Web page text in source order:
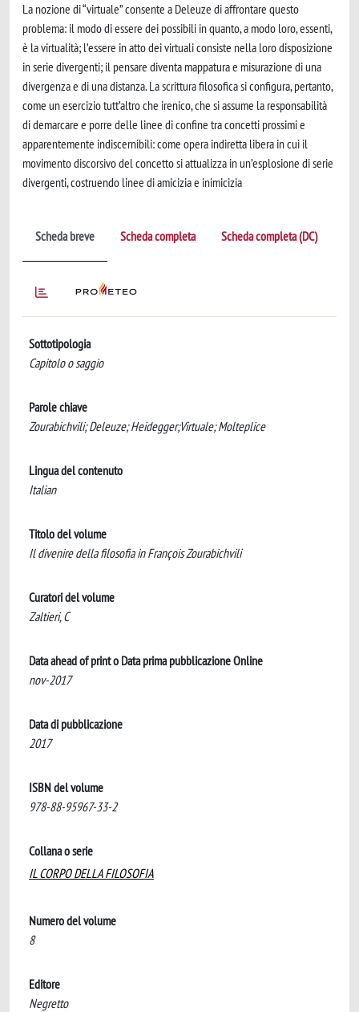
La nozione di “virtuale” consente a Deleuze di affrontare questo
problema: il modo di essere dei possibili in quanto, a modo loro, essenti,
è la virtualità; l’essere in atto dei virtuali consiste nella loro disposizione
in serie divergenti; il pensare diventa mappatura e misurazione di una
divergenza e di una distanza. La scrittura filosofica si configura, pertanto,
come un esercizio tutt’altro che irenico, che si assume la responsabilità
di demarcare e porre delle linee di confine tra concetti prossimi e
apparentemente indiscernibili: come opera indiretta libera in cui il
movimento discorsivo del concetto si attualizza in un’esplosione di serie
divergenti, costruendo linee di amicizia e inimicizia
Scheda breve Scheda completa Scheda completa (DC)
Sottotipologia
Capitolo o saggio
Parole chiave
Zourabichvili; Deleuze; Heidegger;Virtuale; Molteplice
Lingua del contenuto
Italian
Titolo del volume
Il divenire della filosofia in François Zourabichvili
Curatori del volume
Zaltieri, C
Data ahead of print o Data prima pubblicazione Online
nov-2017
Data di pubblicazione
2017
ISBN del volume
978-88-95967-33-2
Collana o serie
IL CORPO DELLA FILOSOFIA
Numero del volume
8
Editore
Negretto